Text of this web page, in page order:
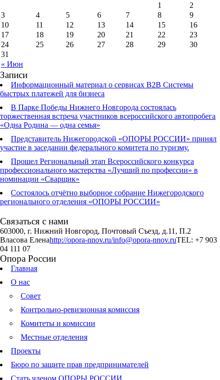
« Июн
1
2
3
4 5 6 7 8
9
10
11 12 13 14 15
16
17
18 19 20 21 22
23
24
25 26 27 28 29
30
31
Записи
Информационный материал о сервисах В2В Системы
быстрых платежей для бизнеса
В Парке Победы Нижнего Новгорода состоялась
торжественная встреча участников всероссийского автопробега
«Одна Родина — одна семья»
Представитель Нижегородской «ОПОРЫ РОССИИ» принял
участие в заседании федерального комитета по туризму.
Прошел Региональный этап Всероссийского конкурса
профессионального мастерства «Лучший по профессии» в
номинации «Сварщик»
Состоялось отчётно выборное собрание Нижегородского
регионального отделения «ОПОРЫ РОССИИ»
Связаться с нами
603000, г. Нижний Новгород, Почтовый Съезд, д.11, П.2
Власова Еленаhttp://opora-nnov.ru/info@opora-nnov.ruTEL: +7 903
04 111 07
Опора России
Главная
О нас
Совет
Контрольно-ревизионная комиссия
Комитеты и комиссии
Местные отделения
Проекты
Бюро по защите прав предпринимателей
Стать членом ОПОРЫ РОССИИ